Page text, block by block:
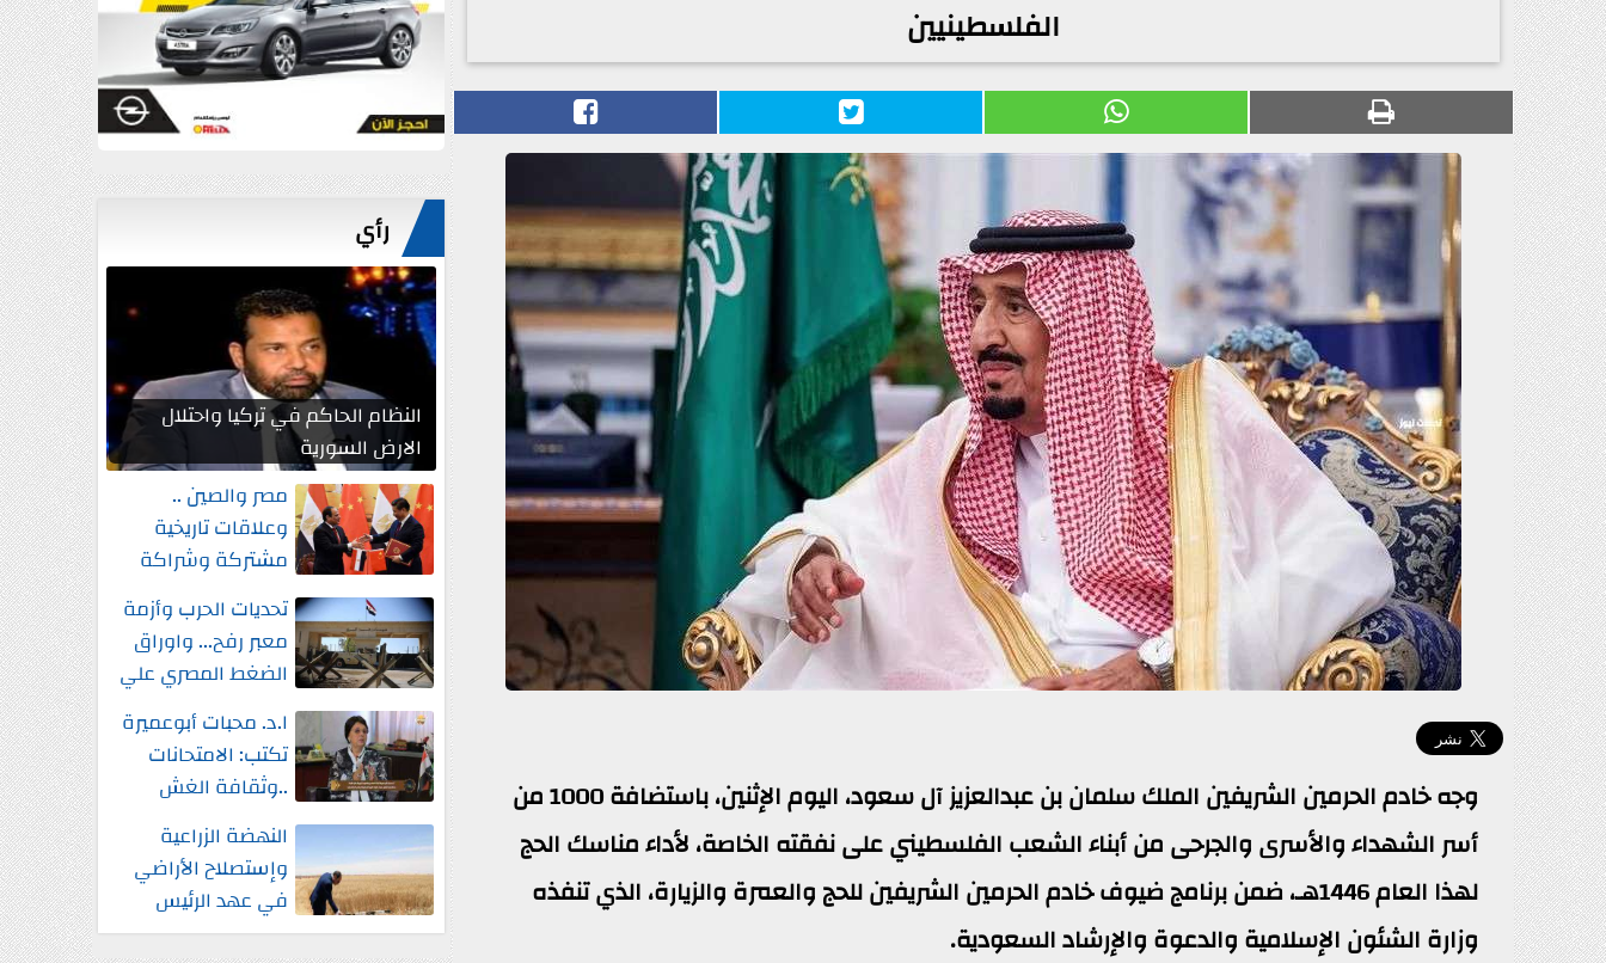
الفلسطينيين
وجه خادم الحرمين الشريفين الملك سلمان بن عبدالعزيز آل سعود، اليوم الإثنين، باستضافة 1000 من
أسر الشهداء والأسرى والجرحى من أبناء الشعب الفلسطيني على نفقته الخاصة، لأداء مناسك الحج
لهذا العام 1446هـ، ضمن برنامج ضيوف خادم الحرمين الشريفين للحج والعمرة والزيارة، الذي تنفذه
وزارة الشئون الإسلامية والدعوة والإرشاد السعودية.
رأي
النظام الحاكم في تركيا واحتلال
الارض السورية
مصر والصين ..
وعلاقات تاريخية
مشتركة وشراكة
إستراتيجية شاملة
واستثمارات جديدةتحديات الحرب وأزمة
معبر رفح... واوراق
الضغط المصري علي
ا.د. محبات أبوعميرة
تكتب: الامتحانات
..وثقافة الغش
النهضة الزراعية
وإستصلاح الأراضي
في عهد الرئيس
السيسي